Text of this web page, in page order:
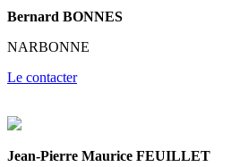
Bernard BONNES
NARBONNE
Le contacter
Jean-Pierre Maurice FEUILLET